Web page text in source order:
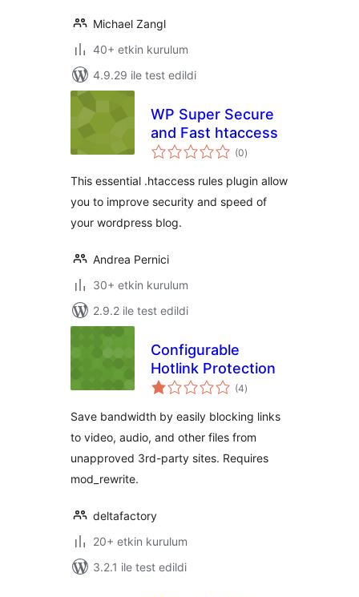
Michael Zangl
40+ etkin kurulum
4.9.29 ile test edildi
WP Super Secure
and Fast htaccess
(0toplam
puan
)
This essential .htaccess rules plugin allow
you to improve security and speed of
your wordpress blog.
Andrea Pernici
30+ etkin kurulum
2.9.2 ile test edildi
Configurable
Hotlink Protection
(4toplam
puan
)
Save bandwidth by easily blocking links
to video, audio, and other files from
unapproved 3rd-party sites. Requires
mod_rewrite.
deltafactory
20+ etkin kurulum
3.2.1 ile test edildi